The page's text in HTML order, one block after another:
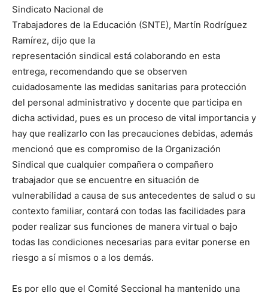
Sindicato Nacional de
Trabajadores de la Educación (SNTE), Martín Rodríguez
Ramírez, dijo que la
representación sindical está colaborando en esta
entrega, recomendando que se observen
cuidadosamente las medidas sanitarias para protección
del personal administrativo y docente que participa en
dicha actividad, pues es un proceso de vital importancia y
hay que realizarlo con las precauciones debidas, además
mencionó que es compromiso de la Organización
Sindical que cualquier compañera o compañero
trabajador que se encuentre en situación de
vulnerabilidad a causa de sus antecedentes de salud o su
contexto familiar, contará con todas las facilidades para
poder realizar sus funciones de manera virtual o bajo
todas las condiciones necesarias para evitar ponerse en
riesgo a sí mismos o a los demás.
Es por ello que el Comité Seccional ha mantenido una